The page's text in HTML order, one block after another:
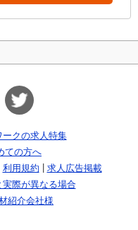
ークの求人特集
ての方へ
利用規約
求人広告掲載
実際が異なる場合
紹介会社様